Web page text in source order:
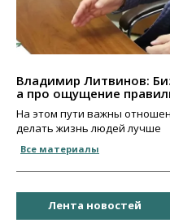
Владимир Литвинов:
а про ощущение
На этом пути важны
делать жизнь людей лучше
Все материалы
Лента новостей